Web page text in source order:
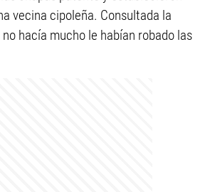
vecina cipoleña. Consultada la
hacía mucho le habían robado las